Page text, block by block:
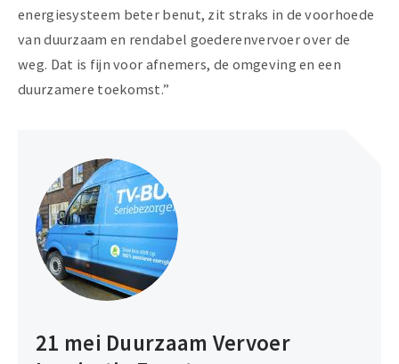
energiesysteem beter benut, zit straks in de voorhoede
van duurzaam en rendabel goederenvervoer over de
weg. Dat is fijn voor afnemers, de omgeving en een
duurzamere toekomst.”
21 mei Duurzaam Vervoer